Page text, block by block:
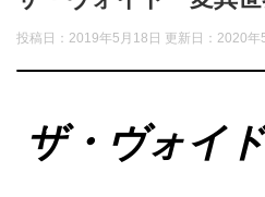
投稿日：2019年5月18日 更新日： 2020年
ザ・ヴォイ